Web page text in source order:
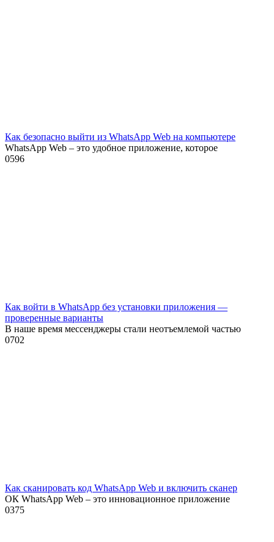
Как безопасно выйти из WhatsApp Web на компьютере
WhatsApp Web – это удобное приложение, которое
0596
Как войти в WhatsApp без установки приложения —
проверенные варианты
В наше время мессенджеры стали неотъемлемой частью
0702
Как сканировать код WhatsApp Web и включить сканер
ОК WhatsApp Web – это инновационное приложение
0375